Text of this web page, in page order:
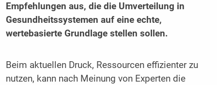
Empfehlungen aus, die die Umverteilung in
Gesundheitssystemen auf eine echte,
wertebasierte Grundlage stellen sollen.
Beim aktuellen Druck, Ressourcen effizienter zu
nutzen, kann nach Meinung von Experten die